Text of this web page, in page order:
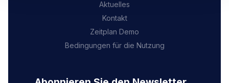
Aktuelles
Kontakt
Zeitplan Demo
Bedingungen für die Nutzung